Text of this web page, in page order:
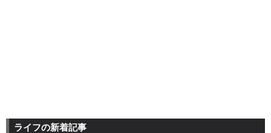
ライフの新着記事